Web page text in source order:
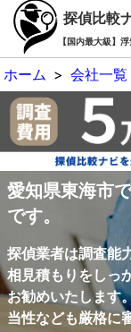
探偵比較
【国内最大級】
ホーム > 会社一覧
愛知県東海市
です。
探偵業者は調査能
相見積もりをしっ
お勧めいたします
当性なども厳格に